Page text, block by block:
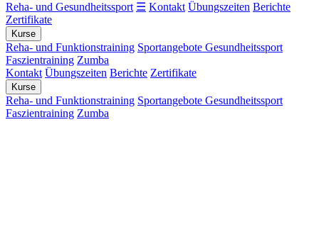
Reha- und Gesundheitssport ☰ Kontakt Übungszeiten Berichte
Zertifikate
Kurse
Reha- und Funktionstraining Sportangebote Gesundheitssport
Faszientraining Zumba
Kontakt Übungszeiten Berichte Zertifikate
Kurse
Reha- und Funktionstraining Sportangebote Gesundheitssport
Faszientraining Zumba